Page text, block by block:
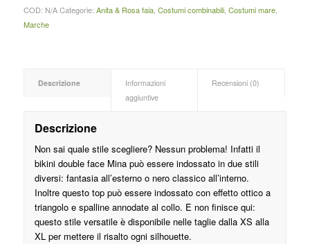
COD: N/A Categorie: Anita & Rosa faia, Costumi combinabili, Costumi mare,
Marche
Descrizione
Informazioni
aggiuntive
Recensioni (0)
Descrizione
Non sai quale stile scegliere? Nessun problema! Infatti il
bikini double face Mina può essere indossato in due stili
diversi: fantasia all’esterno o nero classico all’interno.
Inoltre questo top può essere indossato con effetto ottico a
triangolo e spalline annodate al collo. E non finisce qui:
questo stile versatile è disponibile nelle taglie dalla XS alla
XL per mettere il risalto ogni silhouette.